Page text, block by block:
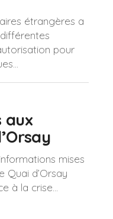
étrangères a
pour
aux
mises
Quai d’Orsay
à la crise...